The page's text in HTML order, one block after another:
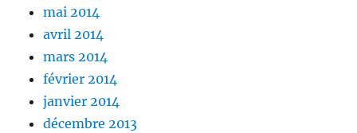
mai 2014
avril 2014
mars 2014
février 2014
janvier 2014
décembre 2013